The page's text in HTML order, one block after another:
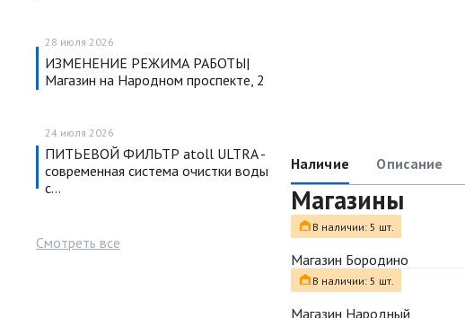
28 июля 2026
ИЗМЕНЕНИЕ РЕЖИМА РАБОТЫ|
Магазин на Народном проспекте, 2
24 июля 2026
ПИТЬЕВОЙ ФИЛЬТР atoll ULTRA -
современная система очистки воды
с…
Смотреть все
Наличие Описание
Магазины
В наличии: 5 шт.
Магазин Бородино
В наличии: 5 шт.
Магазин Народный